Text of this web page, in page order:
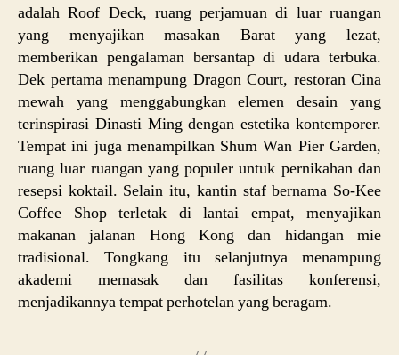
adalah Roof Deck, ruang perjamuan di luar ruangan
yang menyajikan masakan Barat yang lezat,
memberikan pengalaman bersantap di udara terbuka.
Dek pertama menampung Dragon Court, restoran Cina
mewah yang menggabungkan elemen desain yang
terinspirasi Dinasti Ming dengan estetika kontemporer.
Tempat ini juga menampilkan Shum Wan Pier Garden,
ruang luar ruangan yang populer untuk pernikahan dan
resepsi koktail. Selain itu, kantin staf bernama So-Kee
Coffee Shop terletak di lantai empat, menyajikan
makanan jalanan Hong Kong dan hidangan mie
tradisional. Tongkang itu selanjutnya menampung
akademi memasak dan fasilitas konferensi,
menjadikannya tempat perhotelan yang beragam.